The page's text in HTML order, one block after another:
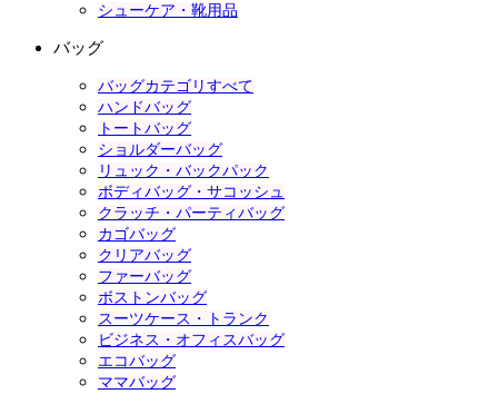
シューケア・靴用品
バッグ
バッグカテゴリすべて
ハンドバッグ
トートバッグ
ショルダーバッグ
リュック・バックパック
ボディバッグ・サコッシュ
クラッチ・パーティバッグ
カゴバッグ
クリアバッグ
ファーバッグ
ボストンバッグ
スーツケース・トランク
ビジネス・オフィスバッグ
エコバッグ
ママバッグ